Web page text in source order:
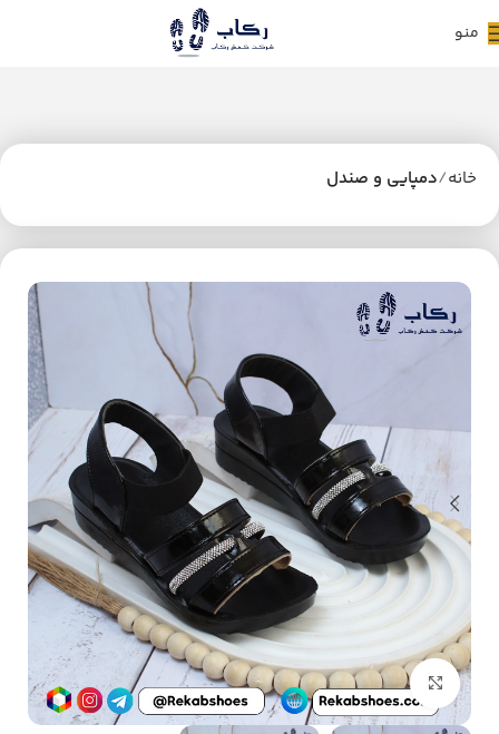
منو
خانه دمپایی و صندل
بزرگنمایی تصویر